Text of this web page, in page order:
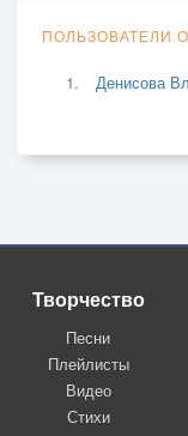
ПОЛЬЗОВАТЕЛИ
Денисова
Творчество
Песни
Плейлисты
Видео
Стихи